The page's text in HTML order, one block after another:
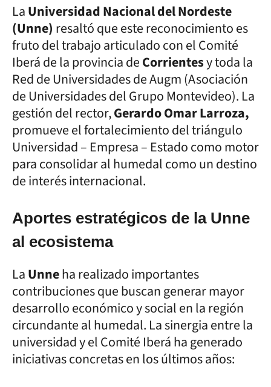
LaUniversidad Nacional del Nordeste
(Unne) resaltó que este reconocimiento es
fruto del trabajo articulado con el Comité
Iberá de la provincia deCorrientesy toda la
Red de Universidades de Augm (Asociación
de Universidades del Grupo Montevideo). La
gestión del rector,Gerardo Omar Larroza,
promueve el fortalecimiento del triángulo
Universidad – Empresa – Estado como motor
para consolidar al humedal como un destino
de interés internacional.
Aportes estratégicos de la Unne
al ecosistema
LaUnneha realizado importantes
contribuciones que buscan generar mayor
desarrollo económico y social en la región
circundante al humedal. La sinergia entre la
universidad y el Comité Iberá ha generado
iniciativas concretas en los últimos años: